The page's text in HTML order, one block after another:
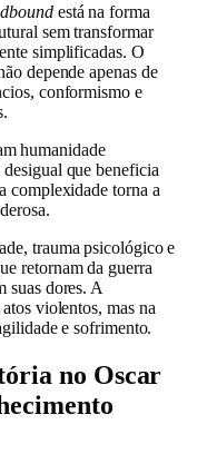
está na forma
sem transformar
simplificadas. O
depende apenas de
conformismo e
humanidade
que beneficia
complexidade torna a
trauma psicológico e
retornam da guerra
suas dores. A
violentos, mas na
e sofrimento.
no Oscar